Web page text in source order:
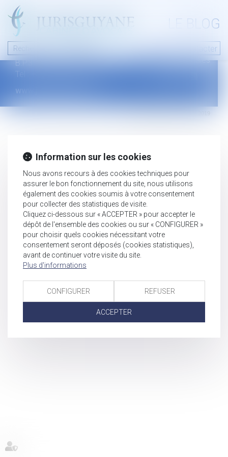
LE BLOG
Nous contacter
46 avenue de la liberté
B.P.315 - 97327 Cayenne Cedex
Tel : +594 594 29 45 35
www.jurisguyane.com
Mentions légales
Information sur les cookies
Nous avons recours à des cookies techniques pour
assurer le bon fonctionnement du site, nous utilisons
également des cookies soumis à votre consentement
pour collecter des statistiques de visite.
Cliquez ci-dessous sur « ACCEPTER » pour accepter le
dépôt de l'ensemble des cookies ou sur « CONFIGURER »
pour choisir quels cookies nécessitant votre
consentement seront déposés (cookies statistiques),
avant de continuer votre visite du site.
Plus d'informations
CONFIGURER REFUSER
ACCEPTER